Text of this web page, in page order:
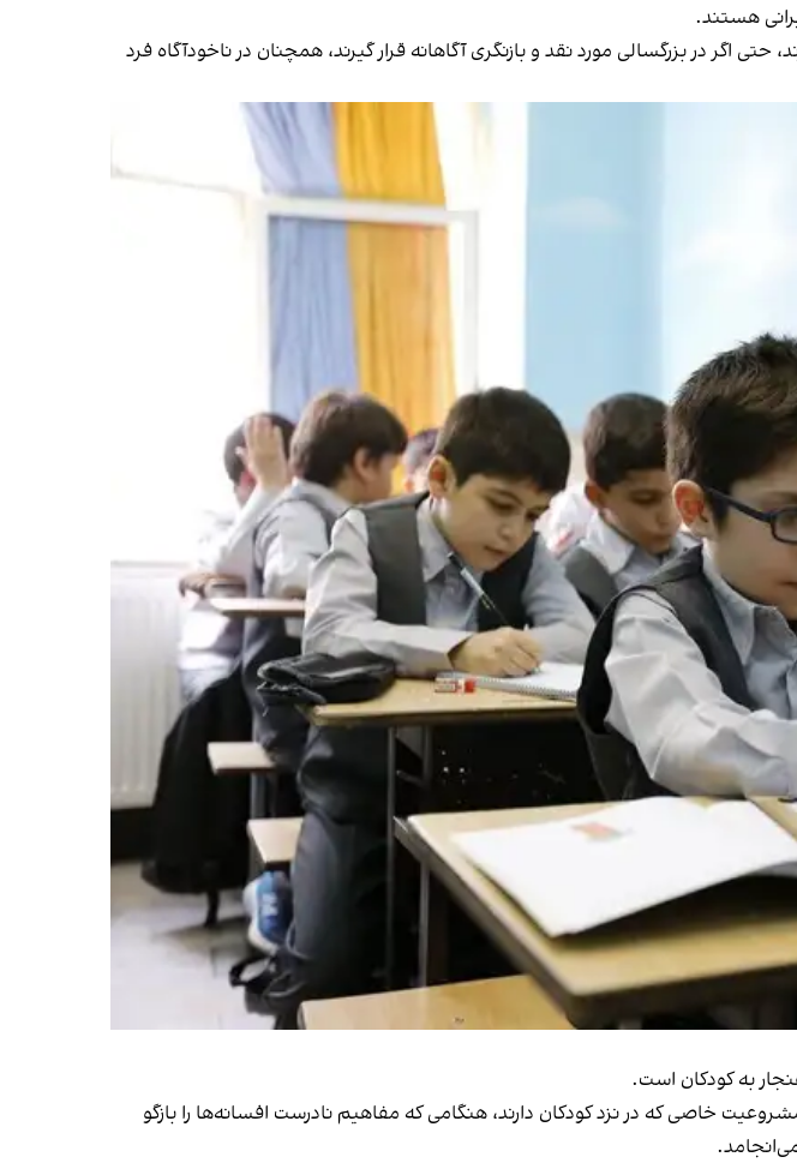
هستند.
در بزرگسالی مورد نقد و بازنگری آگاهانه قرار گیرند، همچنان در ناخودآگاه فرد
به کودکان است.
خاصی که در نزد کودکان دارند، هنگامی که مفاهیم نادرست افسانه‌ها را بازگو